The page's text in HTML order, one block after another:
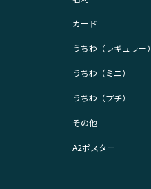
カード
うちわ（レギュラー）
うちわ（ミニ）
うちわ（プチ）
その他
A2ポスター